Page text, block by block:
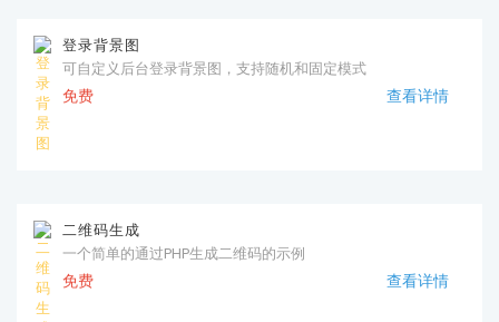
登录背景图
可自定义后台登录背景图，支持随机和固定模式
免费 查看详情
二维码生成
一个简单的通过PHP生成二维码的示例
免费 查看详情